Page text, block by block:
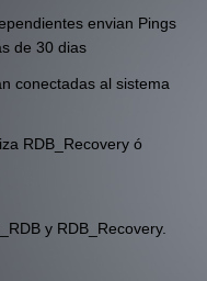
envian Pings
de 30 dias
conectadas al sistema
RDB_Recovery ó
y RDB_Recovery.